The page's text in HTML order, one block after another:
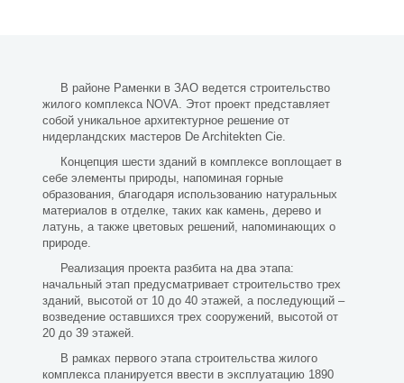
В районе Раменки в ЗАО ведется строительство
жилого комплекса NOVA. Этот проект представляет
собой уникальное архитектурное решение от
нидерландских мастеров De Architekten Cie.
Концепция шести зданий в комплексе воплощает в
себе элементы природы, напоминая горные
образования, благодаря использованию натуральных
материалов в отделке, таких как камень, дерево и
латунь, а также цветовых решений, напоминающих о
природе.
Реализация проекта разбита на два этапа:
начальный этап предусматривает строительство трех
зданий, высотой от 10 до 40 этажей, а последующий –
возведение оставшихся трех сооружений, высотой от
20 до 39 этажей.
В рамках первого этапа строительства жилого
комплекса планируется ввести в эксплуатацию 1890